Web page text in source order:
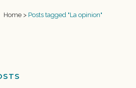
Home > Posts tagged "La opinion"